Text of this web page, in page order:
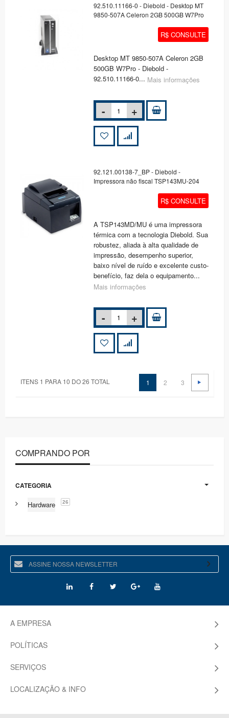
92.510.11166-0 - Diebold - Desktop MT
9850-507A Celeron 2GB 500GB W7Pro
R$ CONSULTE
Desktop MT 9850-507A Celeron 2GB
500GB W7Pro - Diebold -
92.510.11166-0... Mais informações
92.121.00138-7_BP - Diebold -
Impressora não fiscal TSP143MU-204
R$ CONSULTE
A TSP143MD/MU é uma impressora
térmica com a tecnologia Diebold. Sua
robustez, aliada à alta qualidade de
impressão, desempenho superior,
baixo nível de ruído e excelente custo-
benefício, faz dela o equipamento...
Mais informações
ITENS 1 PARA 10 DO 26 TOTAL 1 2 3
COMPRANDO POR
CATEGORIA
Hardware 26
A EMPRESA
POLÍTICAS
SERVIÇOS
LOCALIZAÇÃO & INFO